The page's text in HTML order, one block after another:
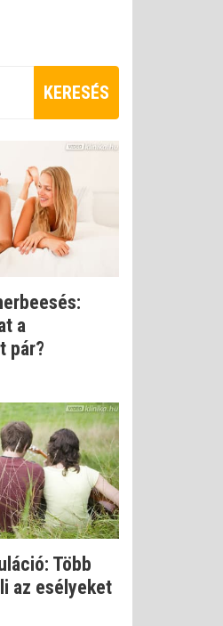
KERESÉS
a
pár?
Több
az esélyeket